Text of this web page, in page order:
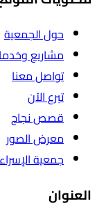
حول الجمعية
مشاريع
تواصل معنا
تبرع الآن
قصص نجاح
معرض الصور
جمعية
العنوان